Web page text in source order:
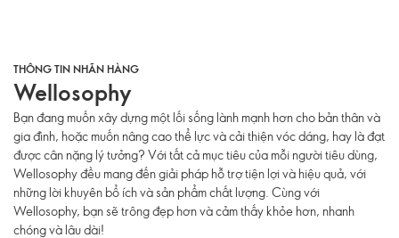
THÔNG TIN NHÃN HÀNG
Wellosophy
Bạn đang muốn xây dựng một lối sống lành mạnh hơn cho bản thân và
gia đình, hoặc muốn nâng cao thể lực và cải thiện vóc dáng, hay là đạt
được cân nặng lý tưởng? Với tất cả mục tiêu của mỗi người tiêu dùng,
Wellosophy đều mang đến giải pháp hỗ trợ tiện lợi và hiệu quả, với
những lời khuyên bổ ích và sản phẩm chất lượng. Cùng với
Wellosophy, bạn sẽ trông đẹp hơn và cảm thấy khỏe hơn, nhanh
chóng và lâu dài!